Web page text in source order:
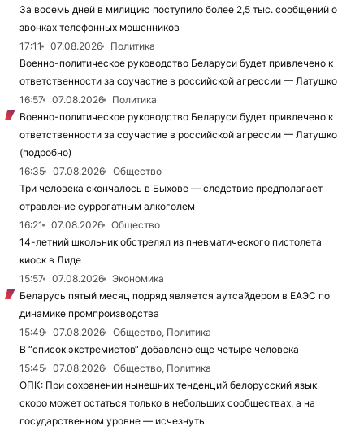
За восемь дней в милицию поступило более 2,5 тыс. сообщений о
звонках телефонных мошенников
17:11
07.08.2026
Политика
Военно-политическое руководство Беларуси будет привлечено к
ответственности за соучастие в российской агрессии — Латушко
16:57
07.08.2026
Политика
Военно-политическое руководство Беларуси будет привлечено к
ответственности за соучастие в российской агрессии — Латушко
(подробно)
16:35
07.08.2026
Общество
Три человека скончалось в Быхове — следствие предполагает
отравление суррогатным алкоголем
16:21
07.08.2026
Общество
14-летний школьник обстрелял из пневматического пистолета
киоск в Лиде
15:57
07.08.2026
Экономика
Беларусь пятый месяц подряд является аутсайдером в ЕАЭС по
динамике промпроизводства
15:49
07.08.2026
Общество, Политика
В “список экстремистов“ добавлено еще четыре человека
15:45
07.08.2026
Общество, Политика
ОПК: При сохранении нынешних тенденций белорусский язык
скоро может остаться только в небольших сообществах, а на
государственном уровне — исчезнуть